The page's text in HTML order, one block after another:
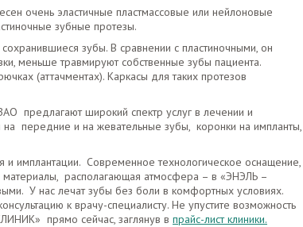
очень эластичные пластмассовые или нейлоновые
зубные протезы.
зубы. В сравнении с пластиночными, он
меньше травмируют собственные зубы пациента.
(аттачментах). Каркасы для таких протезов
предлагают широкий спектр услуг в лечении и
на передние и на жевательные зубы, коронки на импланты,
имплантации. Современное технологическое оснащение,
располагающая атмосфера – в «ЭНЭЛЬ –
У нас лечат зубы без боли в комфортных условиях.
к врачу-специалисту. Не упустите возможность
прямо сейчас, заглянув в прайс-лист клиники.